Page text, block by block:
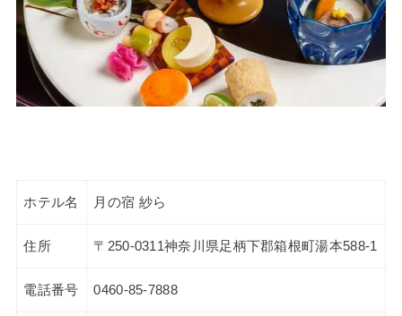
ホテル名 月の宿 紗ら
住所 〒250-0311神奈川県足柄下郡箱根町湯本588-1
電話番号 0460-85-7888